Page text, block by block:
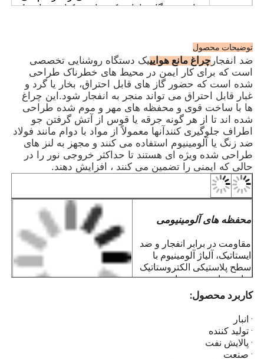
· این دستگاه دارای یک تراشه یکپارچه با مدارهای
· از یک سوئیچ اتوماتیک با نور برای اطمینان بالا
استفاده می کند، به طور خودکار در شب و در
شرایط مه و در طول روز خاموش می شود.
· همگام سازی بی سیم در صورت درخواست برای
سهولت استفاده و نصب در دسترس است؛ لطفا
هنگام سفارش مشخص کنید.
· مناسب برای هر دو لوله فولادی و سیم کشی
کابل است.
APPL
· پلتفرم های نفت و گاز
· کارخانه های پردازش شیمیایی
· رینگ های حفاری دریایی
· ایستگاه های LNG
· معادن زغال سنگ و زیرساخت تونل
· انبارهای خطرناک
· برای گروه های دمایی T1 تا T6
· برای محیط های گاز انفجاری IIA، IIB، IIC
توضیحات محصول
ضد انفجار چراغ مانع هوایییک دستگاه روشنایی تخصصی
است که برای کار ایمن در محیط های خطرناک طراحی
شده است که حضور گاز های قابل احتراق، بخار یا گرد و
غبار قابل احتراق می تواند منجر به انفجار شود.این چراغ
ها با ساخت قوی و محفظه های مهر و موم شده طراحی
شده اند تا از هر گونه جرقه یا قوس از آتش گرفتن جو
اطراف جلوگیری کنندآنها معمولاً از مواد با دوام مانند فولاد
ضد زنگ یا آلومینیوم استفاده می کنند و مجهز به لنز های
طراحی شده ویژه ای هستند تا حداکثر خروجی نور را در
حالی که ایمنی را تضمین می کنند ، افزایش دهند.
محفظه های آلومینیومی
مقاومت در برابر انفجار و ضد
ایستاتیک، آلیاژ آلومینیوم با
سطح پلاستیکی الکتروستاتیک
برای مقاومت در برابر
خوردگی، ضد ایستاتیک و
مقاومت در برابر ضربه.
کاربرد محصول:
· انبار
· تولید کننده
· پالایش نفت
· صنعت